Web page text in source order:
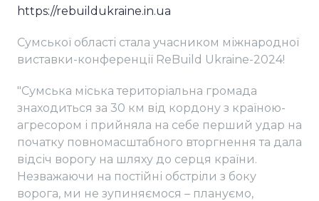
https://rebuildukraine.in.ua
Сумської області стала учасником міжнародної
виставки-конференції ReBuild Ukraine-2024!
"Сумська міська територіальна громада
знаходиться за 30 км від кордону з країною-
агресором і прийняла на себе перший удар на
початку повномасштабного вторгнення та дала
відсіч ворогу на шляху до серця країни.
Незважаючи на постійні обстріли з боку
ворога, ми не зупиняємося – плануємо,